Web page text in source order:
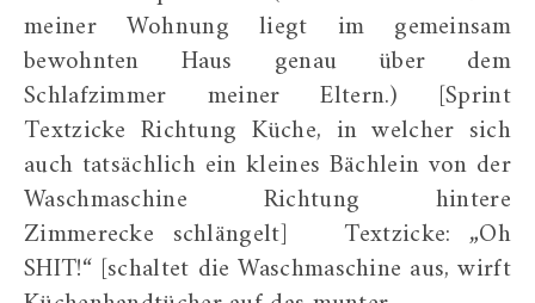
meiner Wohnung liegt im gemeinsam
bewohnten Haus genau über dem
Schlafzimmer meiner Eltern.) [Sprint
Textzicke Richtung Küche, in welcher sich
auch tatsächlich ein kleines Bächlein von der
Waschmaschine Richtung hintere
Zimmerecke schlängelt] Textzicke: „Oh
SHIT!“ [schaltet die Waschmaschine aus, wirft